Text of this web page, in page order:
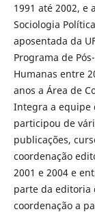
1991 até 2002, e
Sociologia
aposentada da
Programa de
Humanas entre
anos a Área de
Integra a equipe
participou de
publicações,
coordenação
2001 e 2004 e
parte da editoria
coordenação a